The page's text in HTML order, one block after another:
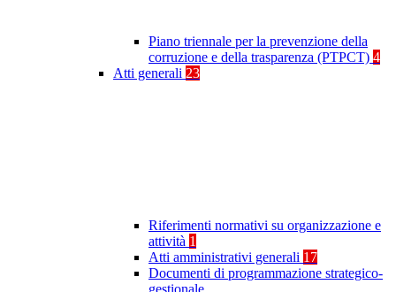
Piano triennale per la prevenzione della
corruzione e della trasparenza (PTPCT) 4
Atti generali 23
Riferimenti normativi su organizzazione e
attività 1
Atti amministrativi generali 17
Documenti di programmazione strategico-